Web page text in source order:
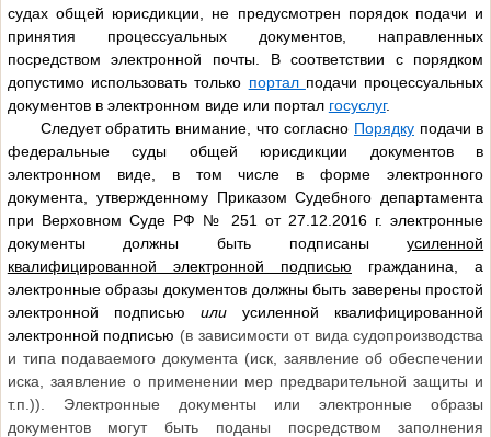
судах общей юрисдикции, не предусмотрен порядок подачи и
принятия процессуальных документов, направленных
посредством электронной почты. В соответствии с порядком
допустимо использовать только портал подачи процессуальных
документов в электронном виде или портал госуслуг.
Следует обратить внимание, что согласно Порядкуподачи в
федеральные суды общей юрисдикции документов в
электронном виде, в том числе в форме электронного
документа, утвержденному Приказом Судебного департамента
при Верховном Суде РФ № 251 от 27.12.2016 г. электронные
документы должны быть подписаныусиленной
квалифицированной электронной подписью гражданина, а
электронные образы документов должны быть заверены простой
электронной подписью или усиленной квалифицированной
электронной подписью (в зависимости от вида судопроизводства
и типа подаваемого документа (иск, заявление об обеспечении
иска, заявление о применении мер предварительной защиты и
т.п.)). Электронные документы или электронные образы
документов могут быть поданы посредством заполнения